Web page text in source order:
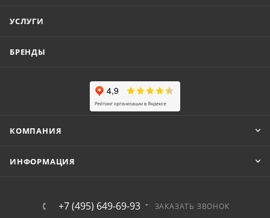
УСЛУГИ
БРЕНДЫ
КОМПАНИЯ
ИНФОРМАЦИЯ
+7 (495) 649-69-93 ЗАКАЗАТЬ ЗВОНОК